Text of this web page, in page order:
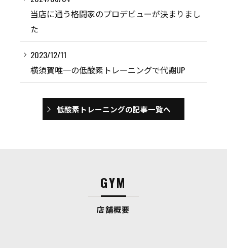
当店に通う格闘家のプロデビューが決まりまし
た
2023/12/11
横須賀唯一の低酸素トレーニングで代謝UP
低酸素トレーニングの記事一覧へ
店舗概要
GYM